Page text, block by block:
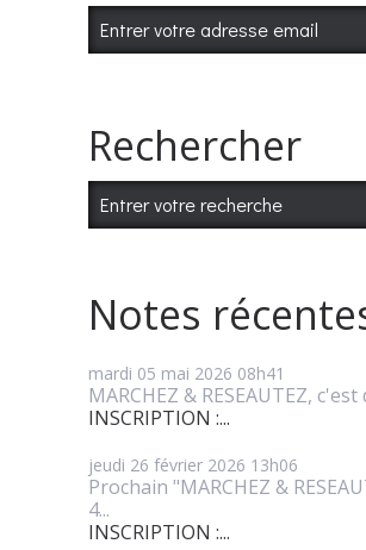
Rechercher
Notes
mardi 05 mai 2026 08h41
MARCHEZ & RESEAUTEZ, c'est
INSCRIPTION :...
jeudi 26 février 2026 13h06
Prochain "MARCHEZ &
4...
INSCRIPTION :...